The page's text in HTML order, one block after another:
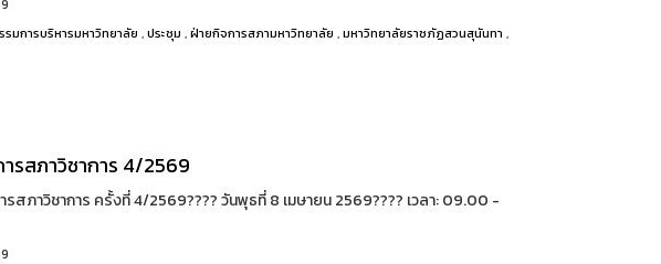
รมการบริหารมหาวิทยาลัย ,ประชุม ,ฝ่ายกิจการสภามหาวิทยาลัย ,มหาวิทยาลัยราชภัฏสวนสุนันทา ,
รสภาวิชาการ 4/2569
สภาวิชาการ ครั้งที่ 4/2569????️ วันพุธที่ 8 เมษายน 2569???? เวลา: 09.00 -